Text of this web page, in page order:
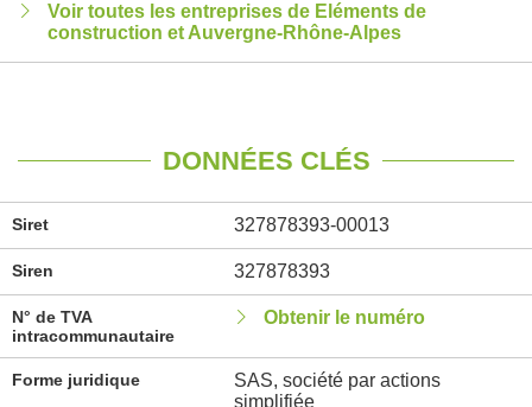
Voir toutes les entreprises de Eléments de
construction et Auvergne-Rhône-Alpes
DONNÉES CLÉS
Siret 327878393-00013
Siren 327878393
N° de TVA
intracommunautaire
Obtenir le numéro
Forme juridique
SAS, société par actions
simplifiée